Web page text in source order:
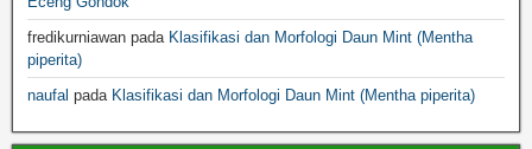
fredikurniawan pada Klasifikasi dan Morfologi Daun Mint (Mentha
piperita)
naufal pada Klasifikasi dan Morfologi Daun Mint (Mentha piperita)